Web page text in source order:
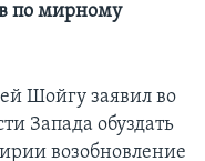
по мирному
Шойгу заявил во
Запада обуздать
возобновление